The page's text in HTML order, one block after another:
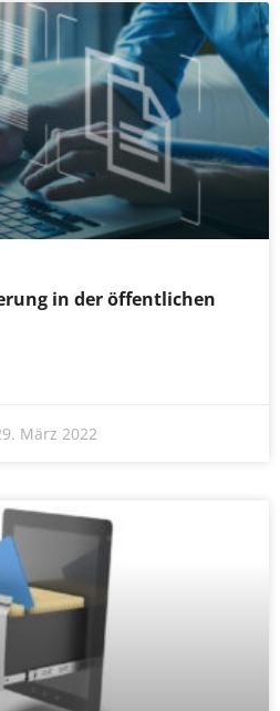
in der öffentlichen
März 2022